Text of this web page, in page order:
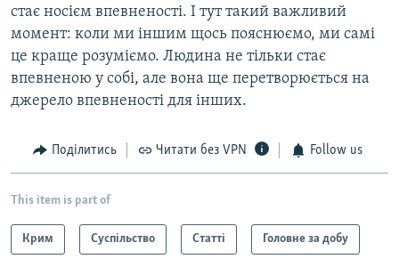
стає носієм впевненості. І тут такий важливий
момент: коли ми іншим щось пояснюємо, ми самі
це краще розуміємо. Людина не тільки стає
впевненою у собі, але вона ще перетворюється на
джерело впевненості для інших.
Поділитись Читати без VPN Follow us
This item is part of
Крим Суспільство Статті Головне за добу